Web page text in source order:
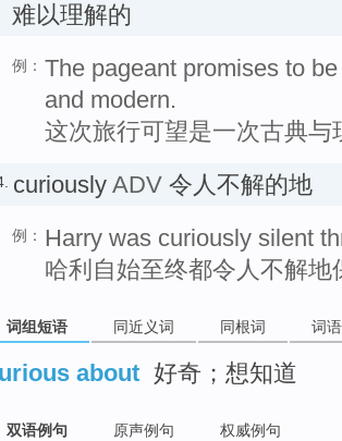
难以理解的
例： The pageant promises to
and modern.
这次旅行可望是一次古典
curiously ADV 令人不解的地
例： Harry was curiously silent
哈利自始至终都令人不解地
词组短语 同近义词 同根词 词
about 好奇；想知道
双语例句 原声例句 权威例句